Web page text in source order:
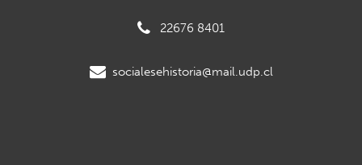
22676 8401
socialesehistoria@mail.udp.cl